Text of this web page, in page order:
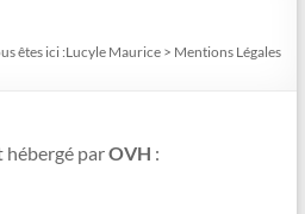
êtes ici :Lucyle Maurice > Mentions Légales
hébergé parOVH :